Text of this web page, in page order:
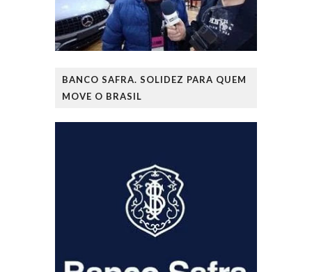
BANCO SAFRA. SOLIDEZ PARA QUEM
MOVE O BRASIL